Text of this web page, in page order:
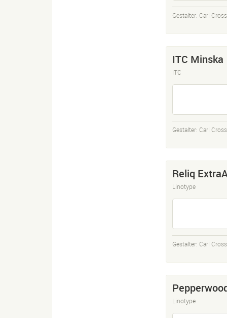
Gestalter: Carl
ITC Minska
ITC
Gestalter: Carl
Reliq
Linotype
Gestalter: Carl
Linotype